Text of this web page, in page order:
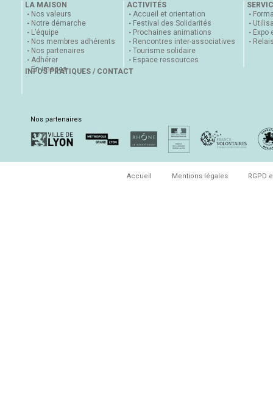
LA MAISON
Nos valeurs
Notre démarche
L’équipe
Nos membres adhérents
Nos partenaires
Adhérer
En images
ACTIVITÉS
Accueil et orientation
Festival des Solidarités
Prochaines animations
Rencontres inter-associatives
Tourisme solidaire
Espace ressources
Expo
INFOS PRATIQUES / CONTACT
Nos partenaires
Accueil Mentions légales RGPD